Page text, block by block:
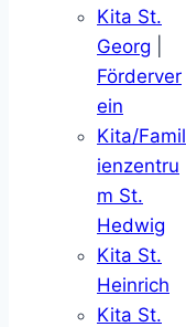
Kita St.
Georg
Förderver
ein
Kita/Famil
ienzentru
m St.
Hedwig
Kita St.
Heinrich
Kita St.